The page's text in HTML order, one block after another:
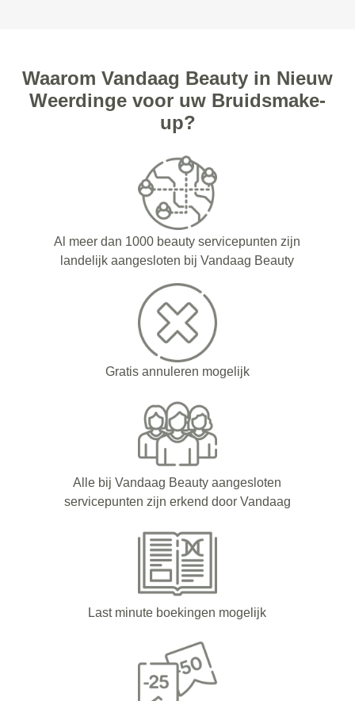
Waarom Vandaag Beauty in Nieuw
Weerdinge voor uw Bruidsmake-
up?
Al meer dan 1000 beauty servicepunten zijn
landelijk aangesloten bij Vandaag Beauty
Gratis annuleren mogelijk
Alle bij Vandaag Beauty aangesloten
servicepunten zijn erkend door Vandaag
Last minute boekingen mogelijk